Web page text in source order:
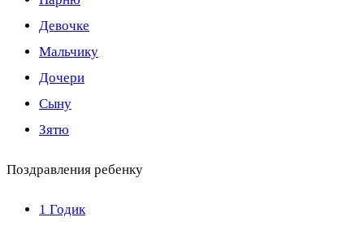
Девочке
Мальчику
Дочери
Сыну
Зятю
Поздравления ребенку
1 Годик